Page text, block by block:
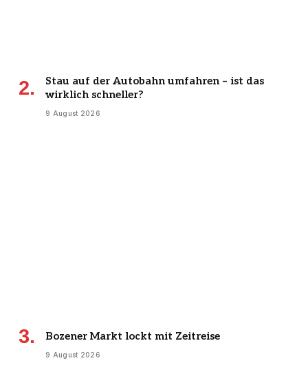
Stau auf der Autobahn umfahren – ist das
wirklich schneller?
9 August 2026
Bozener Markt lockt mit Zeitreise
9 August 2026